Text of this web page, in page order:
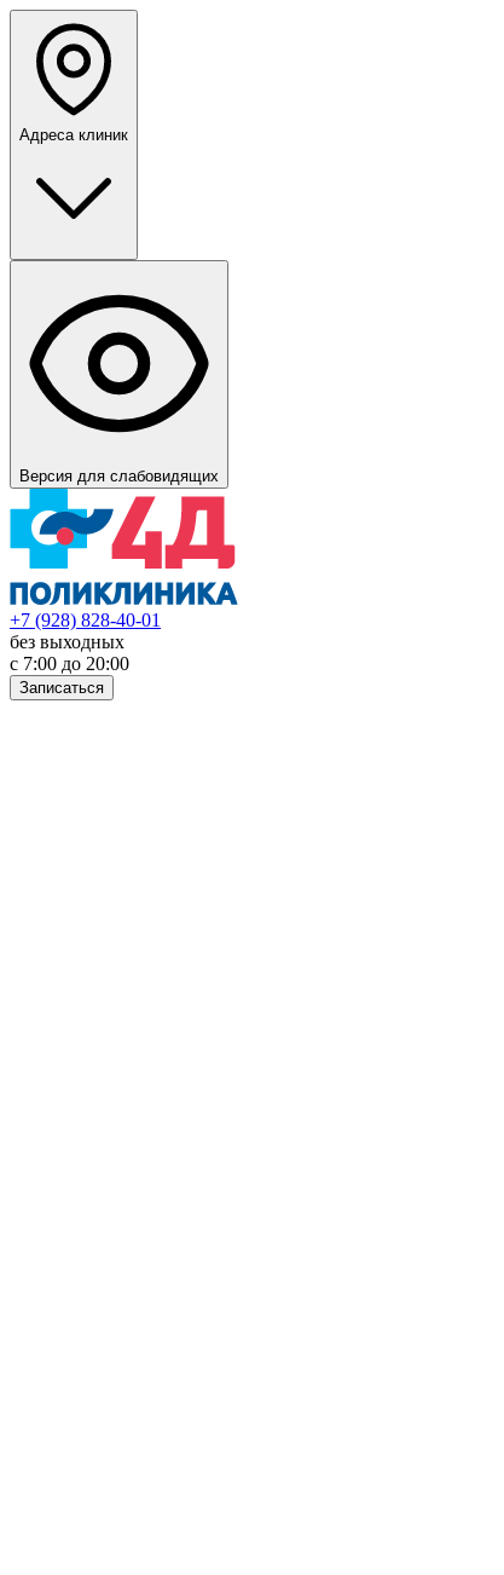
Адреса клиник
Версия для слабовидящих
+7 (928) 828-40-01
без выходных
с 7:00 до 20:00
Записаться